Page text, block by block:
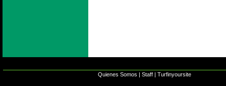
Quienes Somos | Staff | Turfinyoursite